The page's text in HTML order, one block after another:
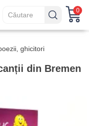
0
ghicitori
din Bremen